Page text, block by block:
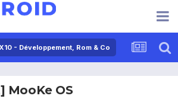
- Développement, Rom & Co
MooKe OS